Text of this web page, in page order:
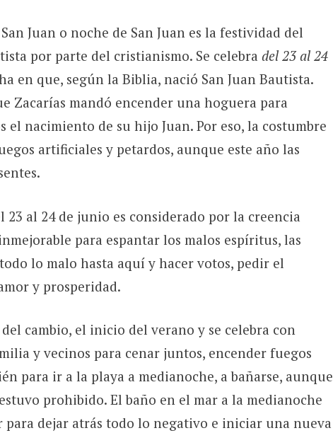
Juan o noche de San Juan es la festividad del
por parte del cristianismo. Se celebra del 23 al 24
en que, según la Biblia, nació San Juan Bautista.
Zacarías mandó encender una hoguera para
nacimiento de su hijo Juan. Por eso, la costumbre
artificiales y petardos, aunque este año las
23 al 24 de junio es considerado por la creencia
para espantar los malos espíritus, las
lo malo hasta aquí y hacer votos, pedir el
y prosperidad.
cambio, el inicio del verano y se celebra con
y vecinos para cenar juntos, encender fuegos
para ir a la playa a medianoche, a bañarse, aunque
prohibido. El baño en el mar a la medianoche
dejar atrás todo lo negativo e iniciar una nueva